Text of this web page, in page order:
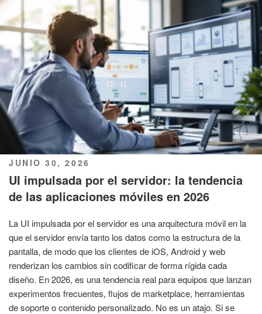
PUBLICADO
EL
JUNIO 30, 2026
UI impulsada por el servidor: la tendencia
de las aplicaciones móviles en 2026
La UI impulsada por el servidor es una arquitectura móvil en la
que el servidor envía tanto los datos como la estructura de la
pantalla, de modo que los clientes de iOS, Android y web
renderizan los cambios sin codificar de forma rígida cada
diseño. En 2026, es una tendencia real para equipos que lanzan
experimentos frecuentes, flujos de marketplace, herramientas
de soporte o contenido personalizado. No es un atajo. Si se